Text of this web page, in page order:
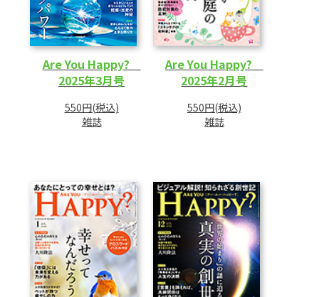
Are You Happy?
2025年3月号
550円(税込)
雑誌
Are You Happy?
2025年2月号
550円(税込)
雑誌